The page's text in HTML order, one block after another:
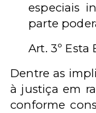
especiais
parte
Art. 3º
Dentre as
à justiça em
conforme